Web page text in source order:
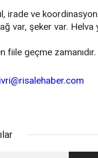
irade ve
var, şeker var. Helva
fiile geçme zamanıdır.